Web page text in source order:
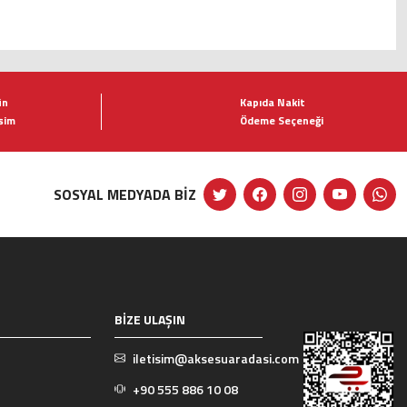
Kapıda Nakit
Ödeme Seçeneği
SOSYAL MEDYADA BİZ
BİZE ULAŞIN
iletisim@aksesuaradasi.com
+90 555 886 10 08